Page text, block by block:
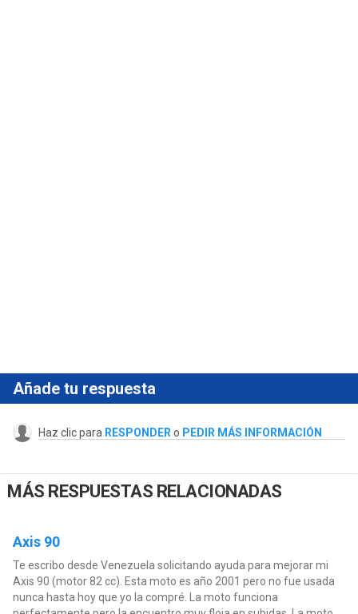
Añade tu respuesta
Haz clic para RESPONDER o PEDIR MÁS INFORMACIÓN
MÁS RESPUESTAS RELACIONADAS
Axis 90
Te escribo desde Venezuela solicitando ayuda para mejorar mi
Axis 90 (motor 82 cc). Esta moto es año 2001 pero no fue usada
nunca hasta hoy que yo la compré. La moto funciona